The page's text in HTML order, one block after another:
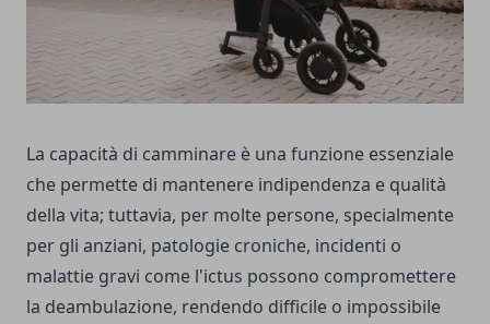
La capacità di camminare è una funzione essenziale
che permette di mantenere indipendenza e qualità
della vita; tuttavia, per molte persone, specialmente
per gli anziani, patologie croniche, incidenti o
malattie gravi come l'ictus possono compromettere
la deambulazione, rendendo difficile o impossibile